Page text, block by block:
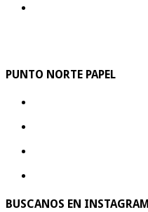
PUNTO NORTE PAPEL
BUSCANOS EN INSTAGRAM